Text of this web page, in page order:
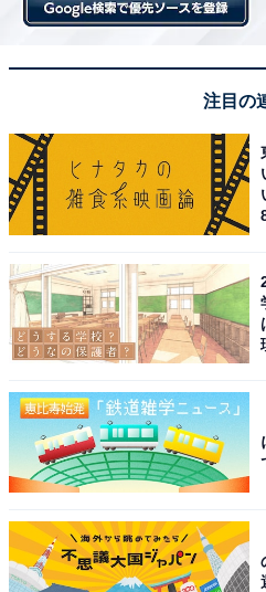
富で、絶景と地域の魅力を一
て圧倒的な支持を集めました。
※各施設、年末年始の休業日
は事前に公式Webサイトなど
回答者からは「見晴らしがよ
広々としていてゆっくりでき
県）、「宇和海と瀬戸内海の
上展望台や散策スポットがあ
で海を眺めながらリフレッシ
／静岡県）、「道の駅の施設
の近くの飲食施設で、佐田岬
いからであります」（50代男
集まりました。
※回答者からのコメントは原
注目の